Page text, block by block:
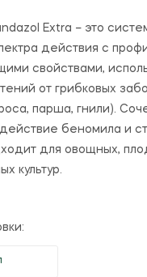
Extra – это
действия с
свойствами,
от грибковых
парша, гнили).
беномила и
для овощных,
культур.